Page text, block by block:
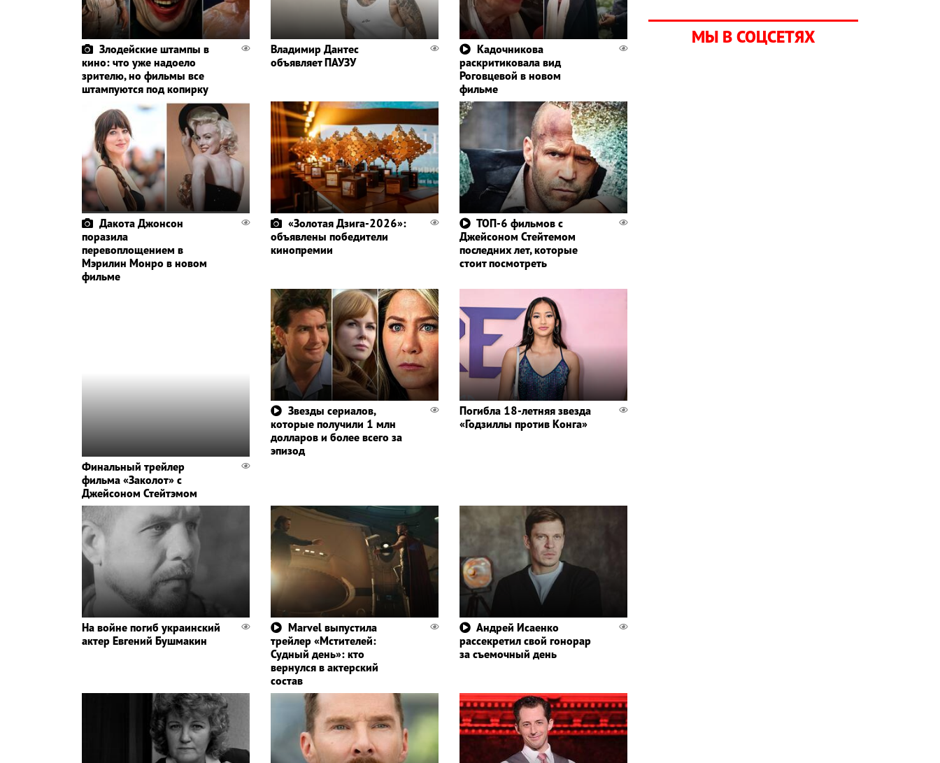
Злодейские штампы в
кино: что уже надоело
зрителю, но фильмы все
штампуются под копирку
Владимир Дантес
объявляет ПАУЗУ
Кадочникова
раскритиковала вид
Роговцевой в новом
фильме
Дакота Джонсон
поразила
перевоплощением в
Мэрилин Монро в новом
фильме
«Золотая Дзига-2026»:
объявлены победители
кинопремии
ТОП-6 фильмов с
Джейсоном Стейтемом
последних лет, которые
стоит посмотреть
Финальный трейлер
фильма «Заколот» с
Джейсоном Стейтэмом
Звезды сериалов,
которые получили 1 млн
долларов и более всего за
эпизод
Погибла 18-летняя звезда
«Годзиллы против Конга»
На войне погиб украинский
актер Евгений Бушмакин
Marvel выпустила
трейлер «Мстителей:
Судный день»: кто
вернулся в актерский
состав
Андрей Исаенко
рассекретил свой гонорар
за съемочный день
МЫ В СОЦСЕТЯХ